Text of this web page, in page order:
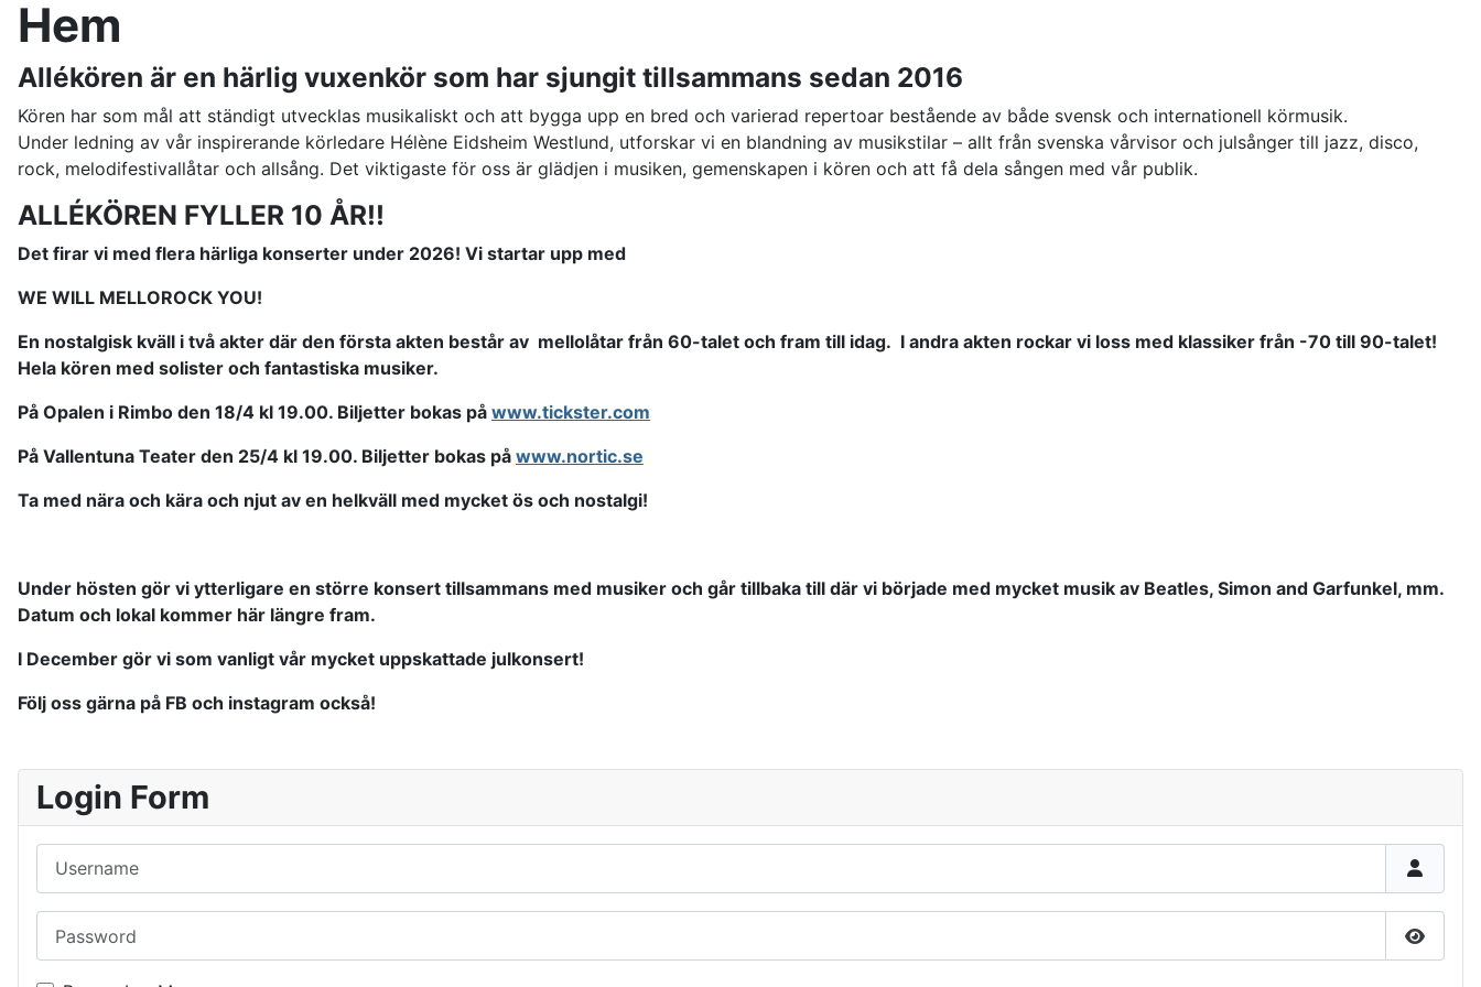
Hem
Allékören är en härlig vuxenkör som har sjungit tillsammans sedan 2016
Kören har som mål att ständigt utvecklas musikaliskt och att bygga upp en bred och varierad repertoar bestående av både svensk och internationell körmusik.
Under ledning av vår inspirerande körledare Hélène Eidsheim Westlund, utforskar vi en blandning av musikstilar – allt från svenska vårvisor och julsånger till jazz, disco,
rock, melodifestivallåtar och allsång. Det viktigaste för oss är glädjen i musiken, gemenskapen i kören och att få dela sången med vår publik.
ALLÉKÖREN FYLLER 10 ÅR!!
Det firar vi med flera härliga konserter under 2026! Vi startar upp med
WE WILL MELLOROCK YOU!
En nostalgisk kväll i två akter där den första akten består av mellolåtar från 60-talet och fram till idag. I andra akten rockar vi loss med klassiker från -70 till 90-talet!
Hela kören med solister och fantastiska musiker.
På Opalen i Rimbo den 18/4 kl 19.00. Biljetter bokas på www.tickster.com
På Vallentuna Teater den 25/4 kl 19.00. Biljetter bokas på www.nortic.se
Ta med nära och kära och njut av en helkväll med mycket ös och nostalgi!
Under hösten gör vi ytterligare en större konsert tillsammans med musiker och går tillbaka till där vi började med mycket musik av Beatles, Simon and Garfunkel, mm.
Datum och lokal kommer här längre fram.
I December gör vi som vanligt vår mycket uppskattade julkonsert!
Följ oss gärna på FB och instagram också!
Login Form
Show